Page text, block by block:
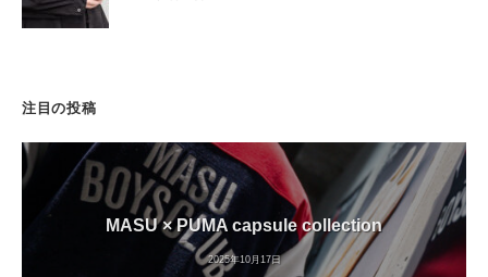
注目の投稿
MASU × PUMA capsule collection
2025年10月17日